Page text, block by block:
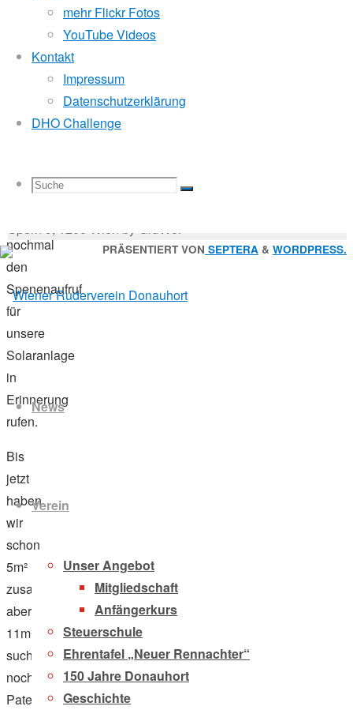
mehr Flickr Fotos
YouTube Videos
Kontakt
Impressum
Datenschutzerklärung
DHO Challenge
Suche
Suchen
Suche
springenNews
Verein
Unser Angebot
Mitgliedschaft
Anfängerkurs
Steuerschule
Ehrentafel „Neuer Rennachter“
150 Jahre Donauhort
Geschichte
Donauhortler
und
Freunde
Donauhorts,
darf
nochmal
den
Spenenaufruf
für
unsere
Solaranlage
in
Erinnerung
rufen.
Bis
jetzt
haben
wir
schon
5m²
zusammen,
aber
11m²
suchen
noch
Paten…
Godfrey Donauhort Club Kit
Sternfahrten Archiv
Ruderlinks-
Impressum-
nach:
Sporn 9, 1200 Wien by GruWol
PRÄSENTIERT VON SEPTERA & WORDPRESS.
Zurück
nach
oben